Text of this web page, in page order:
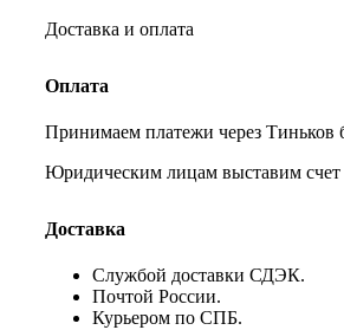
Доставка и оплата
Оплата
Принимаем платежи через Тиньков
Юридическим лицам выставим счет
Доставка
Службой доставки СДЭК.
Почтой России.
Курьером по СПБ.